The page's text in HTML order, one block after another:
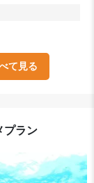
て見る
プラン